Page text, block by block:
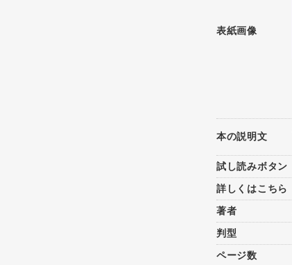
表紙画像
本の説明文
試し読みボタン
詳しくはこちら
著者
判型
ページ数